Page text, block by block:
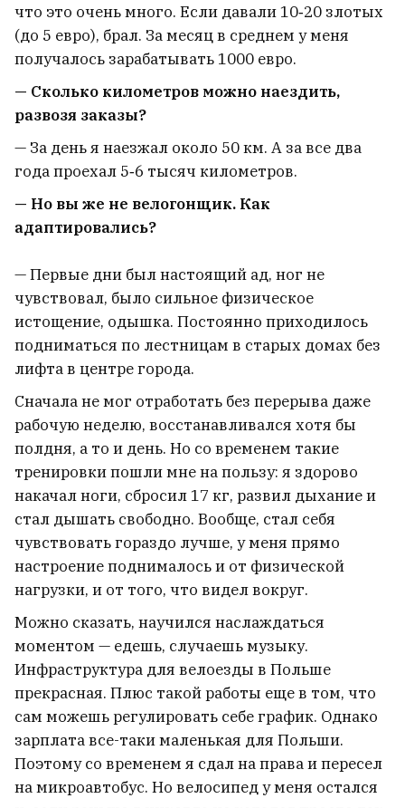
что это очень много. Если давали 10‑20 злотых
(до 5 евро), брал. За месяц в среднем у меня
получалось зарабатывать 1000 евро.
— Сколько километров можно наездить,
развозя заказы?
— За день я наезжал около 50 км. А за все два
года проехал 5‑6 тысяч километров.
— Но вы же не велогонщик. Как
адаптировались?
— Первые дни был настоящий ад, ног не
чувствовал, было сильное физическое
истощение, одышка. Постоянно приходилось
подниматься по лестницам в старых домах без
лифта в центре города.
Сначала не мог отработать без перерыва даже
рабочую неделю, восстанавливался хотя бы
полдня, а то и день. Но со временем такие
тренировки пошли мне на пользу: я здорово
накачал ноги, сбросил 17 кг, развил дыхание и
стал дышать свободно. Вообще, стал себя
чувствовать гораздо лучше, у меня прямо
настроение поднималось и от физической
нагрузки, и от того, что видел вокруг.
Можно сказать, научился наслаждаться
моментом — едешь, случаешь музыку.
Инфраструктура для велоезды в Польше
прекрасная. Плюс такой работы еще в том, что
сам можешь регулировать себе график. Однако
зарплата все-таки маленькая для Польши.
Поэтому со временем я сдал на права и пересел
на микроавтобус. Но велосипед у меня остался